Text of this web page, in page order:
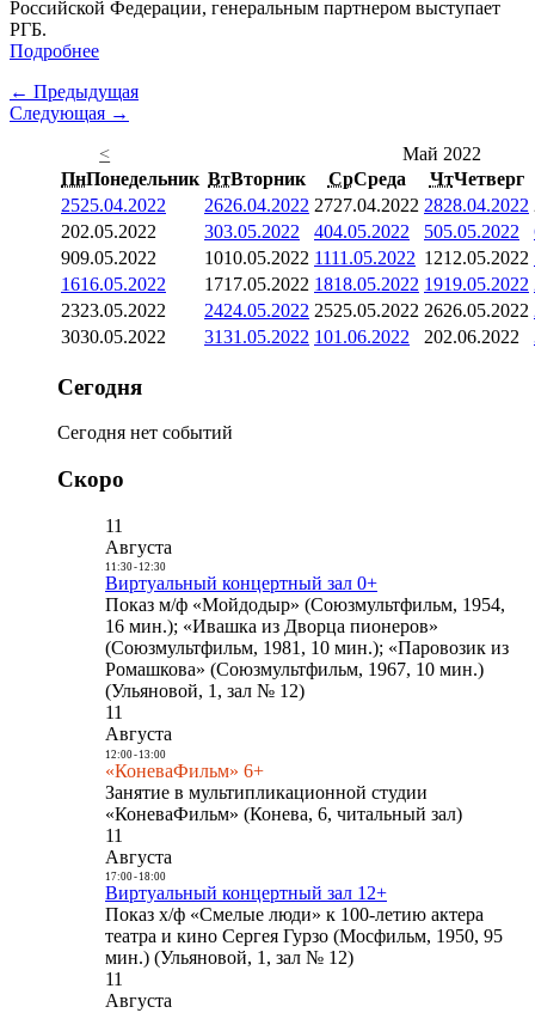
Российской Федерации, генеральным партнером выступает
РГБ.
Подробнее
← Предыдущая
Следующая →
<
Май 2022
ПнПонедельник ВтВторник СрСреда ЧтЧетверг
2525.04.2022 2626.04.2022 2727.04.2022 2828.04.2022
202.05.2022 303.05.2022 404.05.2022 505.05.2022
909.05.2022 1010.05.2022 1111.05.2022 1212.05.2022
1616.05.2022 1717.05.2022 1818.05.2022 1919.05.2022
2323.05.2022 2424.05.2022 2525.05.2022 2626.05.2022
3030.05.2022 3131.05.2022 101.06.2022 202.06.2022
Сегодня
Сегодня нет событий
Скоро
11
Августа
11:30- 12:30
Виртуальный концертный зал 0+
Показ м/ф «Мойдодыр» (Союзмультфильм, 1954,
16 мин.); «Ивашка из Дворца пионеров»
(Союзмультфильм, 1981, 10 мин.); «Паровозик из
Ромашкова» (Союзмультфильм, 1967, 10 мин.)
(Ульяновой, 1, зал № 12)
11
Августа
12:00- 13:00
«КоневаФильм» 6+
Занятие в мультипликационной студии
«КоневаФильм» (Конева, 6, читальный зал)
11
Августа
17:00- 18:00
Виртуальный концертный зал 12+
Показ х/ф «Смелые люди» к 100-летию актера
театра и кино Сергея Гурзо (Мосфильм, 1950, 95
мин.) (Ульяновой, 1, зал № 12)
11
Августа